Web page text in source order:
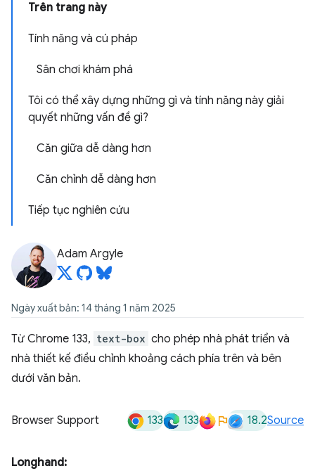
Trên trang này
Tính năng và cú pháp
Sân chơi khám phá
Tôi có thể xây dựng những gì và tính năng này giải
quyết những vấn đề gì?
Căn giữa dễ dàng hơn
Căn chỉnh dễ dàng hơn
Tiếp tục nghiên cứu
Adam Argyle
Ngày xuất bản: 14 tháng 1 năm 2025
Từ Chrome 133, text-box cho phép nhà phát triển và
nhà thiết kế điều chỉnh khoảng cách phía trên và bên
dưới văn bản.
Browser Support 133 133 18.2Source
Longhand: